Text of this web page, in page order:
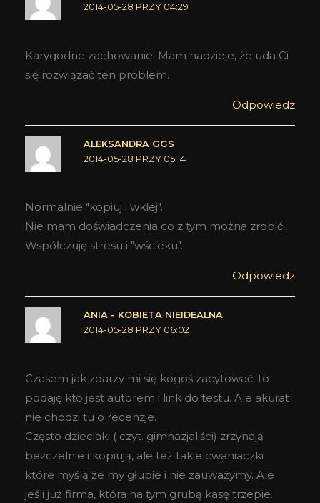
2014-05-28 PRZY 04:29
Karygodne zachowanie! Mam nadzieje, że uda Ci
się rozwiązać ten problem.
Odpowiedz
ALEKSANDRA GGS
2014-05-28 PRZY 05:14
Normalnie "kopiuj i wklej".
Nie mam doświadczenia co z tym można zrobić..
Współczuję stresu i "wścieku".
Odpowiedz
ANIA - KOBIETA NIEIDEALNA
2014-05-28 PRZY 06:02
Czasem jak zdarzy mi się kogoś zacytować, to
podaję kto jest autorem i link do testu. Ale akurat
nie chodzi tu o recenzje.
Często dzieciaki ( czyt. gimnazjaliści) zrzynają
bezczelnie i kopiują, ale też takie cwaniaczki
które myślą że my głupie i nie zauważymy. Ale
jeśli już firma, która na tym grubą kasę trzepie.